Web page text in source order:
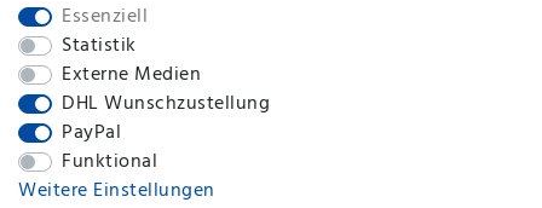
Essenziell
Statistik
Externe Medien
DHL Wunschzustellung
PayPal
Funktional
Weitere Einstellungen